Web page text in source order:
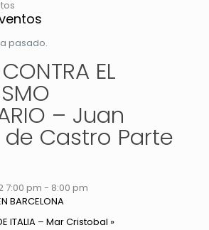
pasado.
EL
– Juan
Castro Parte
7:00 pm - 8:00 pm
BARCELONA
ITALIA – Mar Cristobal »